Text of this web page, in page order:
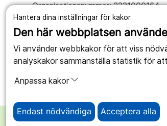
Hantera dina inställningar för kakor
Den här webbplatsen
Vi använder webbkakor för att viss
analyskakor sammanställa statistik för
Anpassa kakor
Endast nödvändiga Acceptera alla
Organisationsnummer: 2321000164